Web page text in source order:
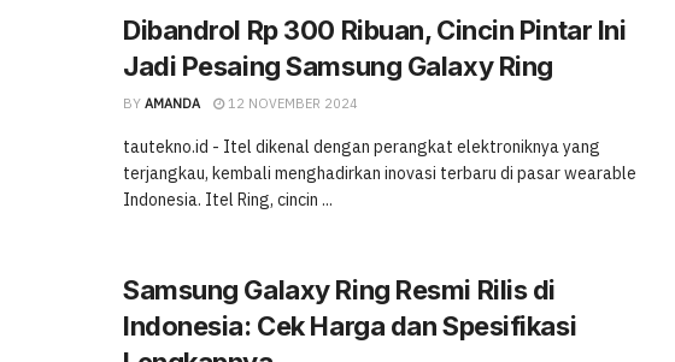
Dibandrol Rp 300 Ribuan, Cincin Pintar Ini
Jadi Pesaing Samsung Galaxy Ring
BY AMANDA 12 NOVEMBER 2024
tautekno.id - Itel dikenal dengan perangkat elektroniknya yang
terjangkau, kembali menghadirkan inovasi terbaru di pasar wearable
Indonesia. Itel Ring, cincin ...
Samsung Galaxy Ring Resmi Rilis di
Indonesia: Cek Harga dan Spesifikasi